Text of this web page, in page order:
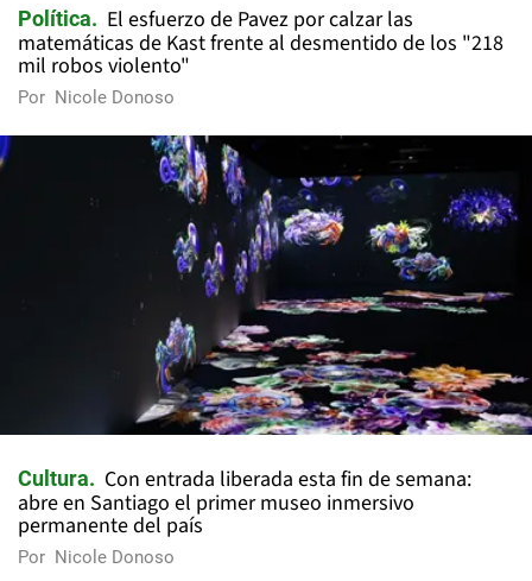
Política
El esfuerzo de Pavez por calzar las
matemáticas de Kast frente al desmentido de los "218
mil robos violento"
Por Nicole Donoso
Cultura
Con entrada liberada esta fin de semana:
abre en Santiago el primer museo inmersivo
permanente del país
Por Nicole Donoso